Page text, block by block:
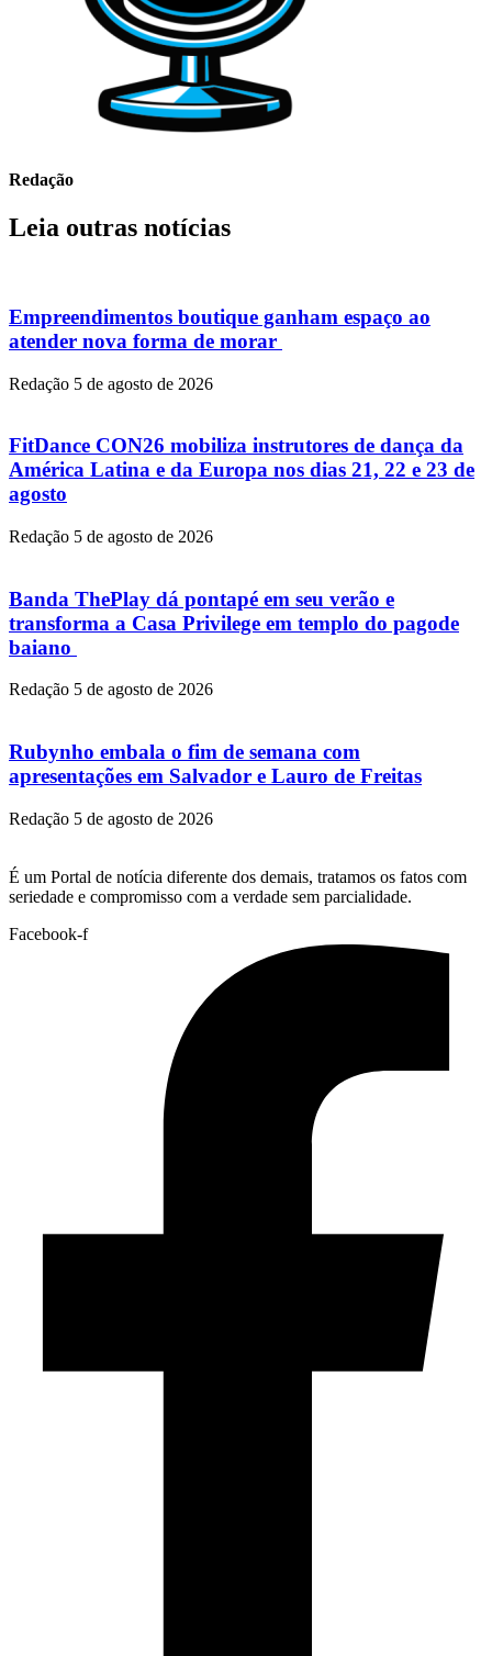
Redação
Leia outras notícias
Empreendimentos boutique ganham espaço ao
atender nova forma de morar
Redação 5 de agosto de 2026
FitDance CON26 mobiliza instrutores de dança da
América Latina e da Europa nos dias 21, 22 e 23 de
agosto
Redação 5 de agosto de 2026
Banda ThePlay dá pontapé em seu verão e
transforma a Casa Privilege em templo do pagode
baiano
Redação 5 de agosto de 2026
Rubynho embala o fim de semana com
apresentações em Salvador e Lauro de Freitas
Redação 5 de agosto de 2026
É um Portal de notícia diferente dos demais, tratamos os fatos com
seriedade e compromisso com a verdade sem parcialidade.
Facebook-f